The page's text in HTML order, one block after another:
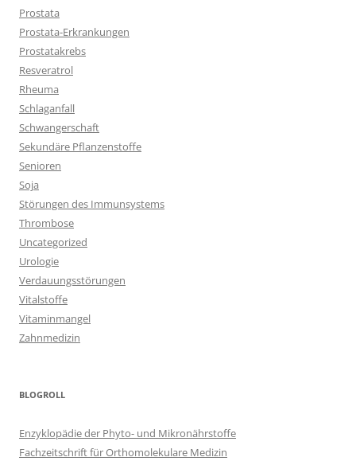
Prostata
Prostata-Erkrankungen
Prostatakrebs
Resveratrol
Rheuma
Schlaganfall
Schwangerschaft
Sekundäre Pflanzenstoffe
Senioren
Soja
Störungen des Immunsystems
Thrombose
Uncategorized
Urologie
Verdauungsstörungen
Vitalstoffe
Vitaminmangel
Zahnmedizin
BLOGROLL
Enzyklopädie der Phyto- und Mikronährstoffe
Fachzeitschrift für Orthomolekulare Medizin